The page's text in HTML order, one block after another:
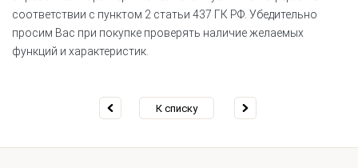
соответствии с пунктом 2 статьи 437 ГК РФ. Убедительно
просим Вас при покупке проверять наличие желаемых
функций и характеристик.
К списку